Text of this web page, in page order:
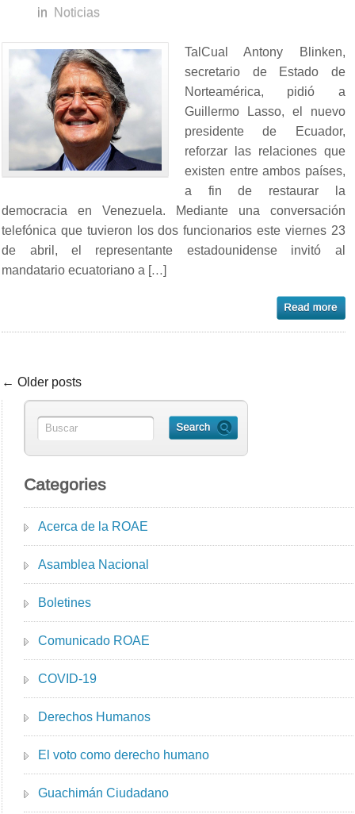
in
Noticias
TalCual Antony Blinken,
secretario de Estado de
Norteamérica, pidió a
Guillermo Lasso, el nuevo
presidente de Ecuador,
reforzar las relaciones que
existen entre ambos países,
a fin de restaurar la
democracia en Venezuela. Mediante una conversación
telefónica que tuvieron los dos funcionarios este viernes 23
de abril, el representante estadounidense invitó al
mandatario ecuatoriano a […]
← Older posts
Categories
Acerca de la ROAE
Asamblea Nacional
Boletines
Comunicado ROAE
COVID-19
Derechos Humanos
El voto como derecho humano
Guachimán Ciudadano